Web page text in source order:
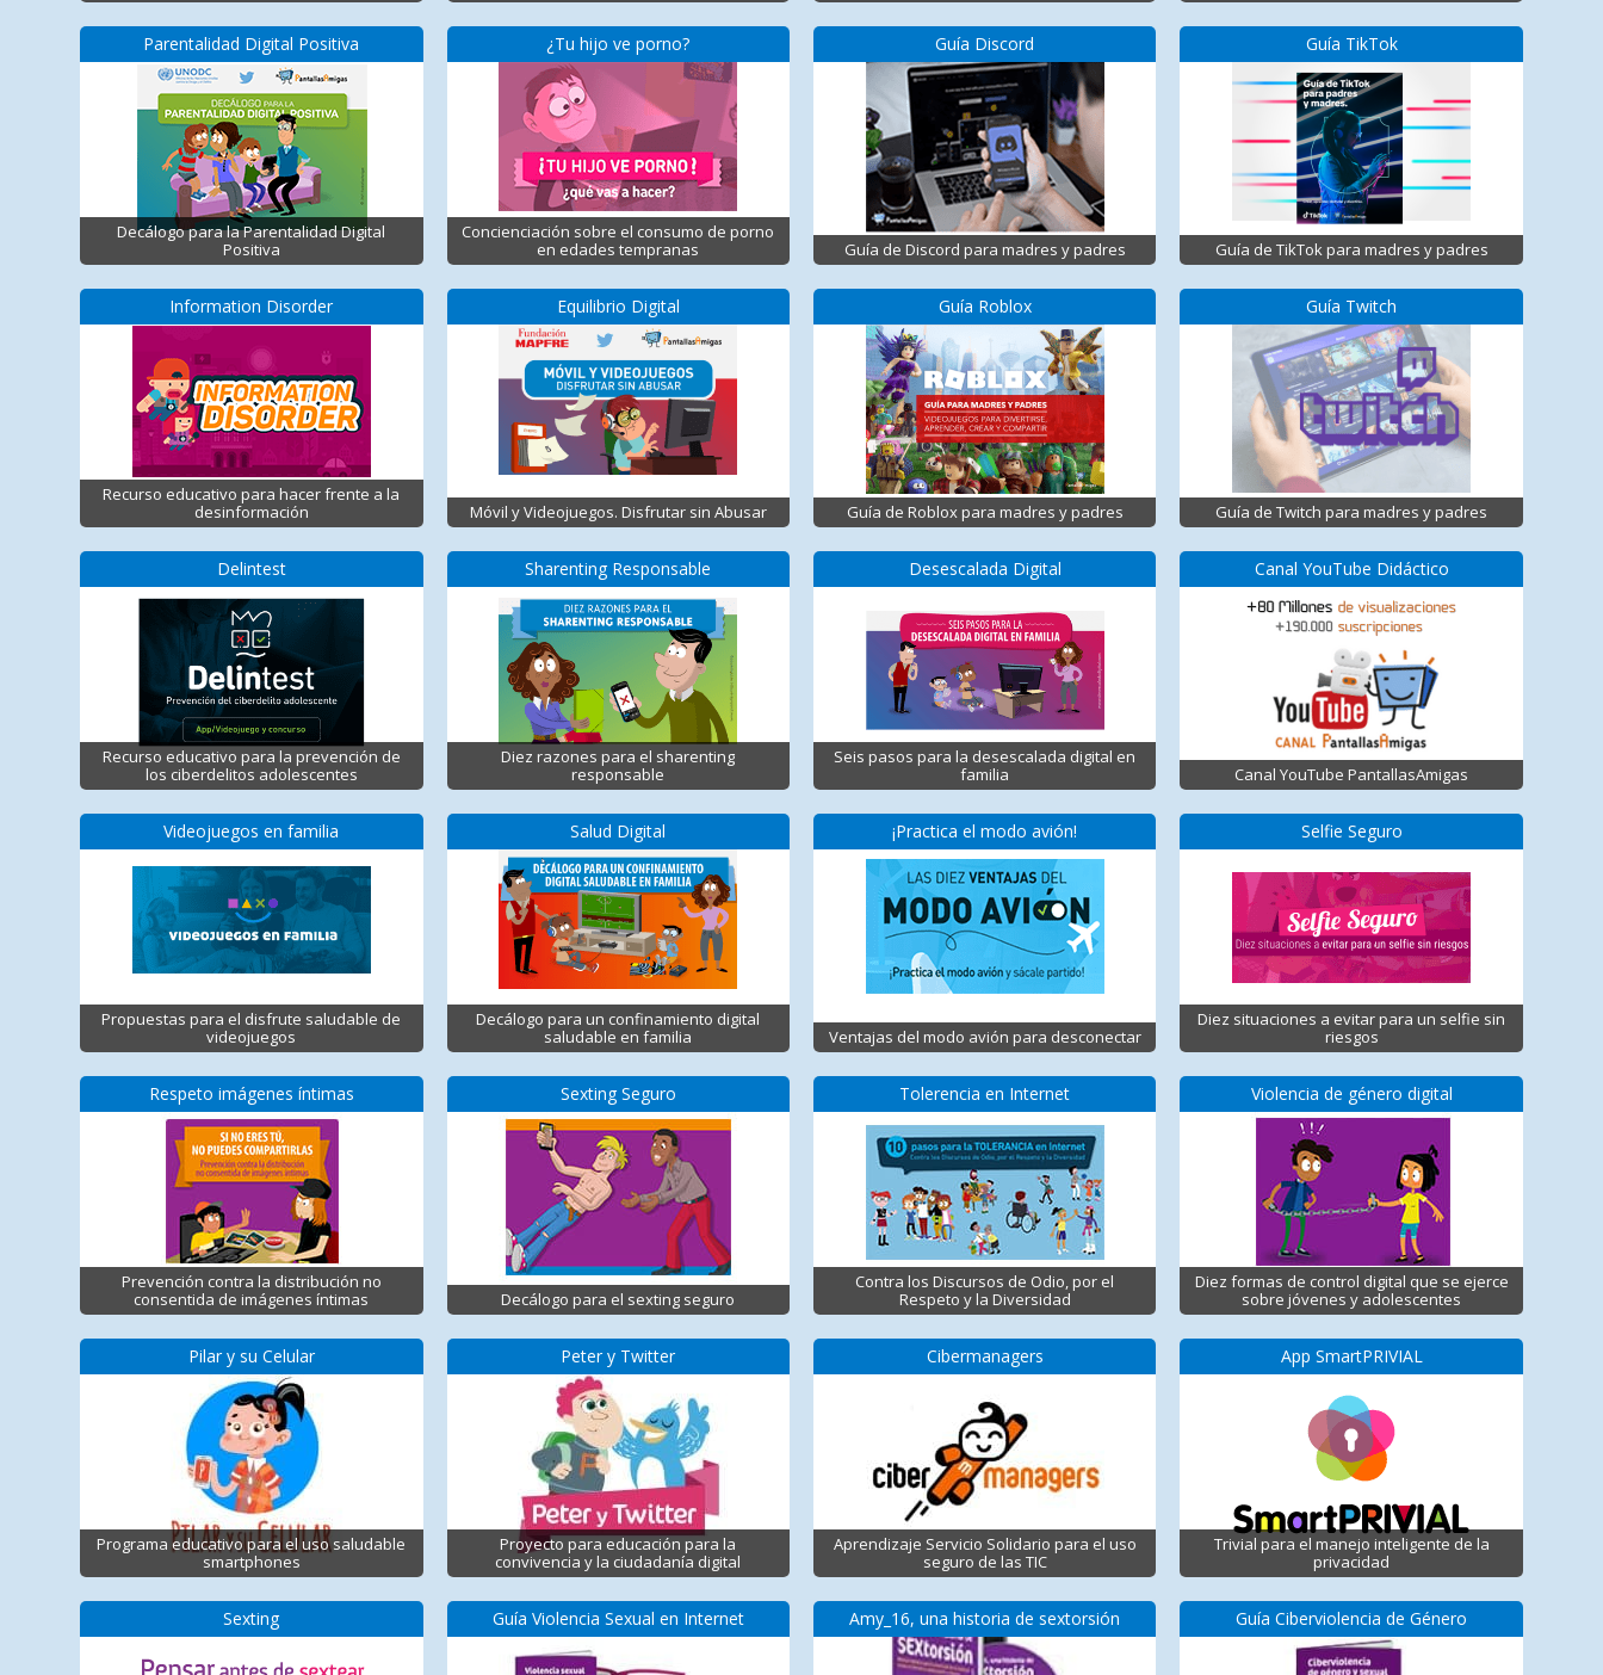
Parentalidad Digital Positiva
Decálogo para la Parentalidad Digital
Positiva
Information Disorder
Recurso educativo para hacer frente a la
desinformación
Delintest
Recurso educativo para la prevención de
los ciberdelitos adolescentes
Videojuegos en familia
Propuestas para el disfrute saludable de
videojuegos
Respeto imágenes íntimas
Prevención contra la distribución no
consentida de imágenes íntimas
Pilar y su Celular
Programa educativo para el uso saludable
smartphones
Sexting
¿Tu hijo ve porno?
Concienciación sobre el consumo de porno
en edades tempranas
Equilibrio Digital
Móvil y Videojuegos. Disfrutar sin Abusar
Sharenting Responsable
Diez razones para el sharenting
responsable
Salud Digital
Decálogo para un confinamiento digital
saludable en familia
Sexting Seguro
Decálogo para el sexting seguro
Peter y Twitter
Proyecto para educación para la
convivencia y la ciudadanía digital
Guía Violencia Sexual en Internet
Guía Discord
Guía de Discord para madres y padres
Guía Roblox
Guía de Roblox para madres y padres
Desescalada Digital
Seis pasos para la desescalada digital en
familia
¡Practica el modo avión!
Ventajas del modo avión para desconectar
Tolerencia en Internet
Contra los Discursos de Odio, por el
Respeto y la Diversidad
Cibermanagers
Aprendizaje Servicio Solidario para el uso
seguro de las TIC
Amy_16, una historia de sextorsión
Guía TikTok
Guía de TikTok para madres y padres
Guía Twitch
Guía de Twitch para madres y padres
Canal YouTube Didáctico
Canal YouTube PantallasAmigas
Selfie Seguro
Diez situaciones a evitar para un selfie sin
riesgos
Violencia de género digital
Diez formas de control digital que se ejerce
sobre jóvenes y adolescentes
App SmartPRIVIAL
Trivial para el manejo inteligente de la
privacidad
Guía Ciberviolencia de Género